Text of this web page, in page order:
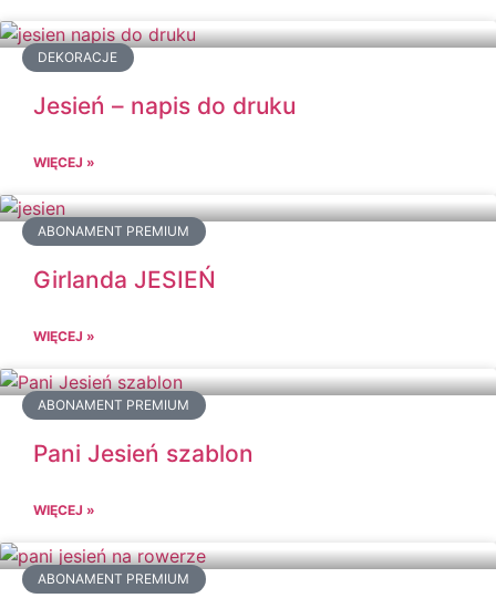
DEKORACJE
Jesień – napis do druku
WIĘCEJ »
ABONAMENT PREMIUM
Girlanda JESIEŃ
WIĘCEJ »
ABONAMENT PREMIUM
Pani Jesień szablon
WIĘCEJ »
ABONAMENT PREMIUM